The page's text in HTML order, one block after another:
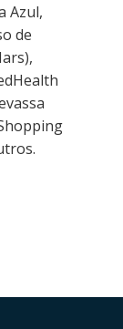
Azul,
de